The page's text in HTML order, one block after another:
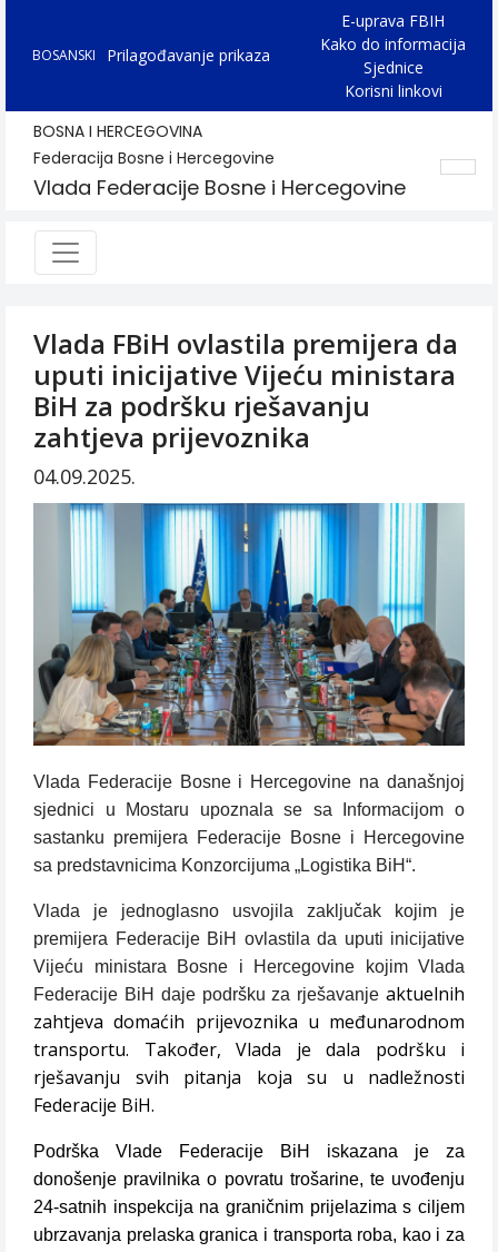
BOSANSKI Prilagođavanje prikaza
E-uprava FBIH
Kako do informacija
Sjednice
Korisni linkovi
BOSNA I HERCEGOVINA
Federacija Bosne i Hercegovine
Vlada Federacije Bosne i Hercegovine
Vlada FBiH ovlastila premijera da
uputi inicijative Vijeću ministara
BiH za podršku rješavanju
zahtjeva prijevoznika
04.09.2025.
Vlada Federacije Bosne i Hercegovine na današnjoj
sjednici u Mostaru upoznala se sa Informacijom o
sastanku premijera Federacije Bosne i Hercegovine
sa predstavnicima Konzorcijuma „Logistika BiH“.
Vlada je jednoglasno usvojila zaključak kojim je
premijera Federacije BiH ovlastila da uputi inicijative
Vijeću ministara Bosne i Hercegovine kojim Vlada
Federacije BiH daje podršku za rješavanje aktuelnih
zahtjeva domaćih prijevoznika u međunarodnom
transportu. Također, Vlada je dala podršku i
rješavanju svih pitanja koja su u nadležnosti
Federacije BiH.
Podrška Vlade Federacije BiH iskazana je za
donošenje pravilnika o povratu trošarine, te uvođenju
24-satnih inspekcija na graničnim prijelazima s ciljem
ubrzavanja prelaska granica i transporta roba, kao i za